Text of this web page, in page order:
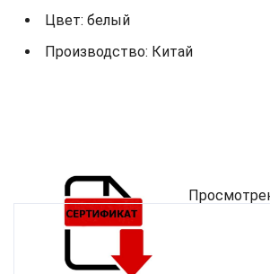
Цвет: белый
Производство: Китай